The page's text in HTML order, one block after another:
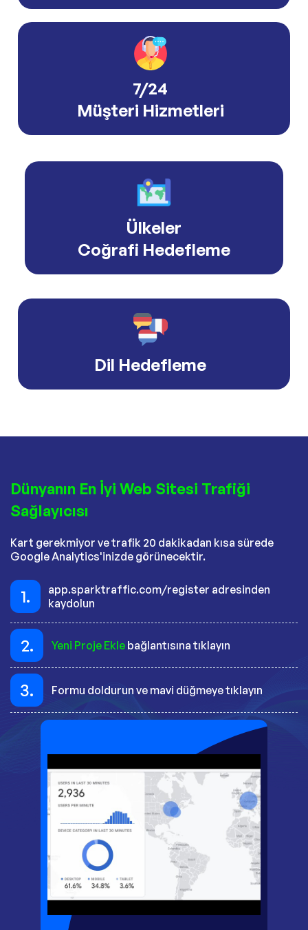
7/24
Müşteri Hizmetleri
Ülkeler
Coğrafi Hedefleme
Dil Hedefleme
Dünyanın En İyi Web Sitesi Trafiği
Sağlayıcısı
Kart gerekmiyor ve trafik 20 dakikadan kısa sürede
Google Analytics'inizde görünecektir.
1.
app.sparktraffic.com/register adresinden
kaydolun
2. Yeni Proje Ekle bağlantısına tıklayın
3. Formu doldurun ve mavi düğmeye tıklayın